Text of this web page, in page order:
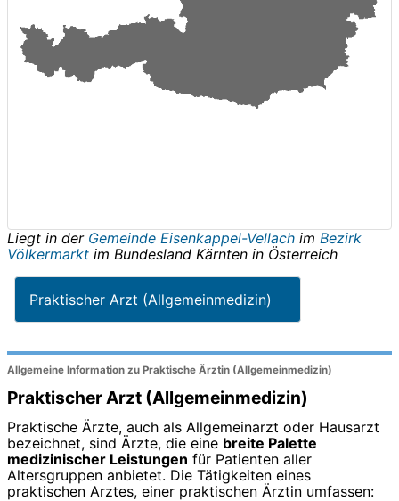
Liegt in der Gemeinde Eisenkappel-Vellach im Bezirk
Völkermarkt im Bundesland Kärnten in Österreich
Praktischer Arzt (Allgemeinmedizin)
Allgemeine Information zu Praktische Ärztin (Allgemeinmedizin)
Praktischer Arzt (Allgemeinmedizin)
Praktische Ärzte, auch als Allgemeinarzt oder Hausarzt
bezeichnet, sind Ärzte, die eine breite Palette
medizinischer Leistungen für Patienten aller
Altersgruppen anbietet. Die Tätigkeiten eines
praktischen Arztes, einer praktischen Ärztin umfassen: